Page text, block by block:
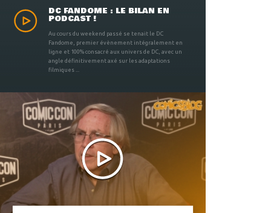
DC FANDOME : LE BILAN EN
PODCAST !
Au cours du weekend passé se tenait le DC
Fandome, premier évènement intégralement en
ligne et 100% consacré aux univers de DC, avec un
angle définitivement axé sur les adaptations
filmiques ...